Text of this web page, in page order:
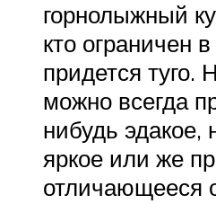
горнолыжный
кто ограничен
придется туго.
можно всегда
нибудь эдакое,
яркое или же
отличающееся